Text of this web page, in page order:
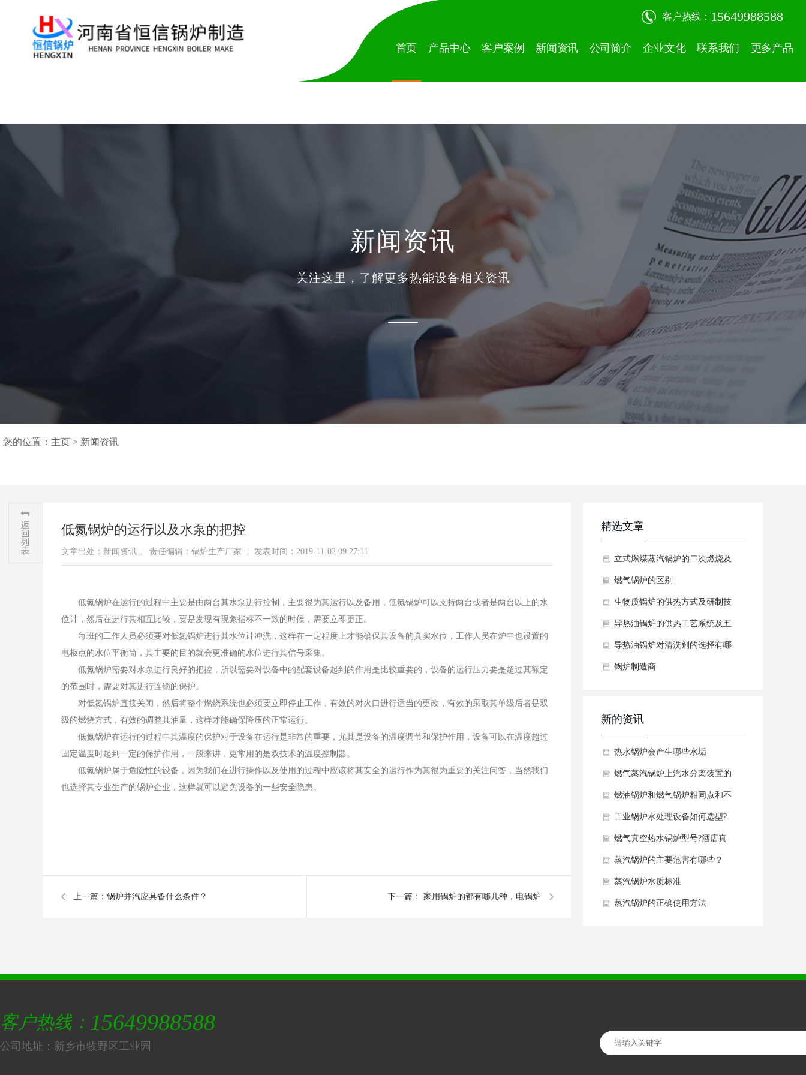
客户热线： 15649988588
首页 产品中心 客户案例 新闻资讯 公司简介 企业文化 联系我们 更多产品
新闻资讯
关注这里，了解更多热能设备相关资讯
您的位置： 主页 > 新闻资讯
低氮锅炉的运行以及水泵的把控
文章出处：新闻资讯 责任编辑：锅炉生产厂家 发表时间：2019-11-02 09:27:11
低氮锅炉在运行的过程中主要是由两台其水泵进行控制，主要很为其运行以及备用，低氮锅炉可以支持两台或者是两台以上的水
位计，然后在进行其相互比较，要是发现有现象指标不一致的时候，需要立即更正。
每班的工作人员必须要对低氮锅炉进行其水位计冲洗，这样在一定程度上才能确保其设备的真实水位，工作人员在炉中也设置的
电极点的水位平衡筒，其主要的目的就会更准确的水位进行其信号采集。
低氮锅炉需要对水泵进行良好的把控，所以需要对设备中的配套设备起到的作用是比较重要的，设备的运行压力要是超过其额定
的范围时，需要对其进行连锁的保护。
对低氮锅炉直接关闭，然后将整个燃烧系统也必须要立即停止工作，有效的对火口进行适当的更改，有效的采取其单级后者是双
级的燃烧方式，有效的调整其油量，这样才能确保降压的正常运行。
低氮锅炉在运行的过程中其温度的保护对于设备在运行是非常的重要，尤其是设备的温度调节和保护作用，设备可以在温度超过
固定温度时起到一定的保护作用，一般来讲，更常用的是双技术的温度控制器。
低氮锅炉属于危险性的设备，因为我们在进行操作以及使用的过程中应该将其安全的运行作为其很为重要的关注问答，当然我们
也选择其专业生产的锅炉企业，这样就可以避免设备的一些安全隐患。
上一篇： 锅炉并汽应具备什么条件？ 下一篇： 家用锅炉的都有哪几种，电锅炉
精选文章
立式燃煤蒸汽锅炉的二次燃烧及
燃气锅炉的区别
生物质锅炉的供热方式及研制技
导热油锅炉的供热工艺系统及五
导热油锅炉对清洗剂的选择有哪
些
锅炉制造商
新的资讯
热水锅炉会产生哪些水垢
燃气蒸汽锅炉上汽水分离装置的
工作原理是什么呢？
燃油锅炉和燃气锅炉相同点和不
同点分析
工业锅炉水处理设备如何选型?
燃气真空热水锅炉型号?酒店真
空热水锅炉如何选型？
蒸汽锅炉的主要危害有哪些？
蒸汽锅炉水质标准
蒸汽锅炉的正确使用方法
客户热线： 15649988588
公司地址：新乡市牧野区工业园